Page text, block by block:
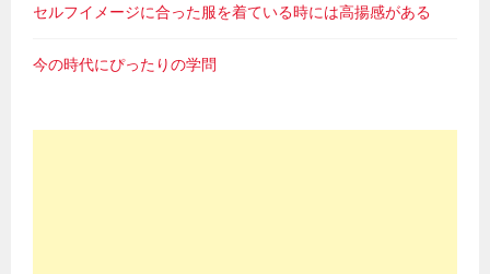
セルフイメージに合った服を着ている時には高揚感がある
今の時代にぴったりの学問